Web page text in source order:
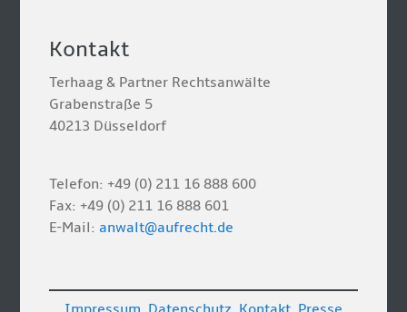
Kontakt
Terhaag & Partner Rechtsanwälte
Grabenstraße 5
40213 Düsseldorf
Telefon: +49 (0) 211 16 888 600
Fax: +49 (0) 211 16 888 601
E-Mail:anwalt@aufrecht.de